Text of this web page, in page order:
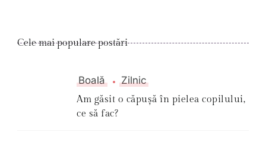
Cele mai populare postări
Boală Zilnic
Am găsit o căpușă în pielea copilului,
ce să fac?